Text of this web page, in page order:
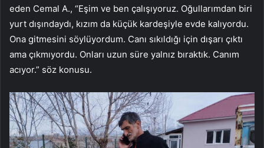
eden Cemal A., “Eşim ve ben çalışıyoruz. Oğullarımdan biri
yurt dışındaydı, kızım da küçük kardeşiyle evde kalıyordu.
Ona gitmesini söylüyordum. Canı sıkıldığı için dışarı çıktı
ama çıkmıyordu. Onları uzun süre yalnız bıraktık. Canım
acıyor.” söz konusu.